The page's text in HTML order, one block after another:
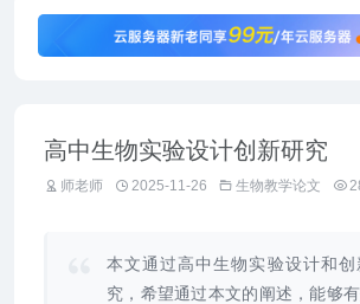
高中生物实验设计创新研究
师老师 2025-11-26 生物教学论文
本文通过高中生物实验设计和创
究，希望通过本文的阐述，能够